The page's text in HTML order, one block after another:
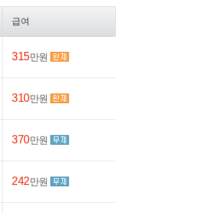
급여
315만원
310만원
370만원
242만원